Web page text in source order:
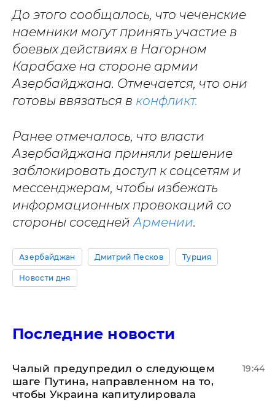
До этого сообщалось, что чеченские
наемники могут принять участие в
боевых действиях в Нагорном
Карабахе на стороне армии
Азербайджана. Отмечается, что они
готовы ввязаться в конфликт.
Ранее отмечалось, что власти
Азербайджана приняли решение
заблокировать доступ к соцсетям и
мессенджерам, чтобы избежать
информационных провокаций со
стороны соседнейАрмении.
Азербайджан Дмитрий Песков Турция
Новости дня
Последние новости
Чалый предупредил о следующем
шаге Путина, направленном на то,
чтобы Украина капитулировала
19:44